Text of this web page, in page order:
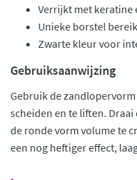
Verrijkt met keratine
Unieke borstel
Zwarte kleur voor
Gebruiksaanwijzing
Gebruik de
scheiden en te liften.
de ronde vorm volume te
een nog heftiger effect,